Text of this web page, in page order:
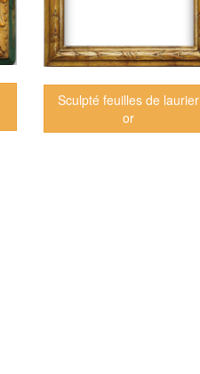
Sculpté feuilles de laurier
or